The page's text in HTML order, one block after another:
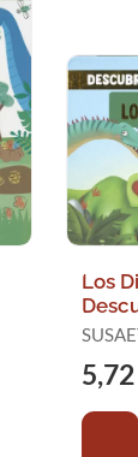
Los
Ups